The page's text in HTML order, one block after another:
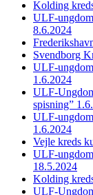
Kolding
ULF-
8.6.2024
Svendborg
ULF-
1.6.2024
ULF-
spisning”
ULF-
1.6.2024
Vejle kreds
ULF-
18.5.2024
Kolding
ULF-